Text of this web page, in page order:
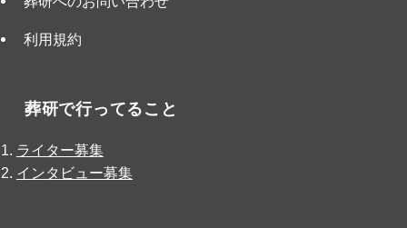
利用規約
葬研で行ってること
ライター募集
インタビュー募集